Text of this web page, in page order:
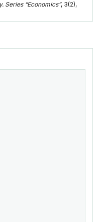
Series “Economics”, 3(2),